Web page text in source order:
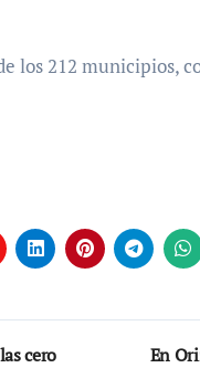
los 212 municipios,
cero
En